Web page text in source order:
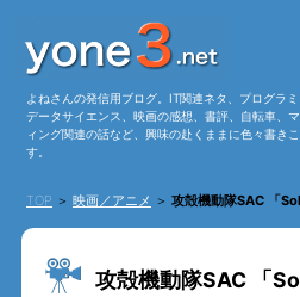
よねさんの発信用ブログ。IT関連ネタ、プログラミ
データサイエンス、映画の感想、書評、自転車、
ィング関連の話など、興味の赴くままに色々書き
す。
TOP ＞ 映画／アニメ ＞ 攻殻機動隊SAC 「
攻殻機動隊SAC 「